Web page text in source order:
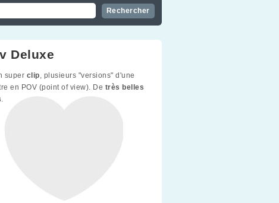
Deluxe
super clip, plusieurs "versions" d'une
en POV (point of view). De très belles
.